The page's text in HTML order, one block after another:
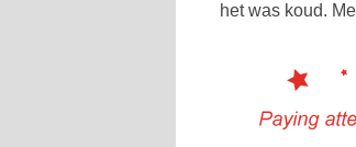
het was koud.